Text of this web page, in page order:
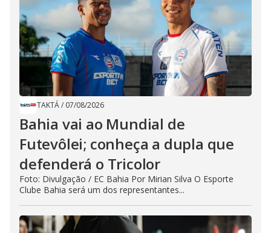
TAKTÁ/ 07/08/2026
Bahia vai ao Mundial de
Futevôlei; conheça a dupla que
defenderá o Tricolor
Foto: Divulgação / EC Bahia Por Mirian Silva O Esporte
Clube Bahia será um dos representantes...